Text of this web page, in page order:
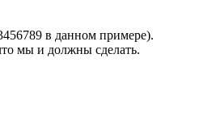
в данном примере).
мы и должны сделать.